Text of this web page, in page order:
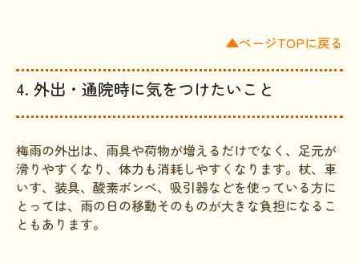
▲ページTOPに戻る
4. 外出・通院時に気をつけたいこと
梅雨の外出は、雨具や荷物が増えるだけでなく、足元が
滑りやすくなり、体力も消耗しやすくなります。杖、車
いす、装具、酸素ボンベ、吸引器などを使っている方に
とっては、雨の日の移動そのものが大きな負担になるこ
ともあります。